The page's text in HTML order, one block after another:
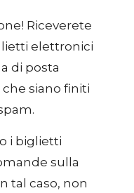
Riceverete
elettronici
di posta
siano finiti
i biglietti
sulla
tal caso, non